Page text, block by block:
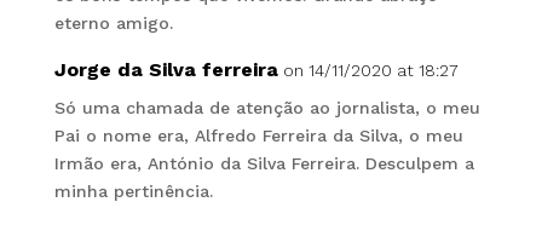
eterno amigo.
Jorge da Silva ferreira on 14/11/2020 at 18:27
Só uma chamada de atenção ao jornalista, o meu
Pai o nome era, Alfredo Ferreira da Silva, o meu
Irmão era, António da Silva Ferreira. Desculpem a
minha pertinência.